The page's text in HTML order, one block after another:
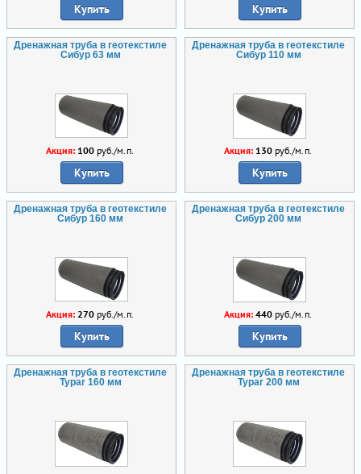
Купить Купить
Дренажная труба в геотекстиле
Сибур 63 мм
Акция: 100руб./м.п.
Купить
Дренажная труба в геотекстиле
Сибур 110 мм
Акция: 130руб./м.п.
Купить
Дренажная труба в геотекстиле
Сибур 160 мм
Акция: 270руб./м.п.
Купить
Дренажная труба в геотекстиле
Сибур 200 мм
Акция: 440руб./м.п.
Купить
Дренажная труба в геотекстиле
Typar 160 мм
Дренажная труба в геотекстиле
Typar 200 мм